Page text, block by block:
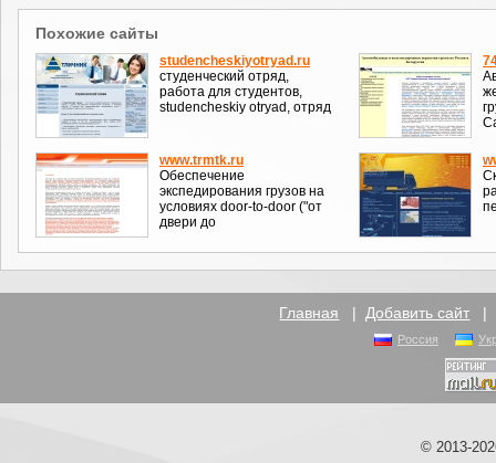
Похожие сайты
studencheskiyotryad.ru
студенческий отряд,
работа для студентов,
studencheskiy otryad, отряд
www.trmtk.ru
Обеспечение
экспедирования грузов на
условиях door-to-door ("от
двери до
Главная | Добавить сайт |
Россия
© 2013-